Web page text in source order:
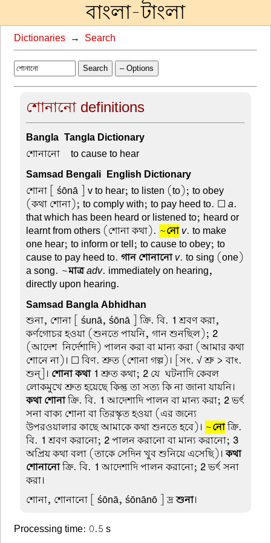
বাংলা-টাংলা
Dictionaries → Search
Search – Options
শোনানো definitions
Bangla-Tangla Dictionary
শোনানো –to cause to hear
Samsad Bengali-English Dictionary
শোনা [ śōnā ] v to hear; to listen (to); to obey
(কথা শোনা); to comply with; to pay heed to. ☐a.
that which has been heard or listened to; heard or
learnt from others (শোনা কথা). ~নো v. to make
one hear; to inform or tell; to cause to obey; to
cause to pay heed to.গান শোনানো v. to sing (one)
a song. ~মাত্রadv. immediately on hearing,
directly upon hearing.
Samsad Bangla Abhidhan
শুনা, শোনা [ śunā, śōnā ] ক্রি. বি. 1 শ্রবণ করা,
কর্ণগোচর হওয়া (শুনতে পায়নি, গান শুনছিল); 2
(আদেশ-নির্দেশাদি) পালন করা বা মান্য করা (আমার কথা
শোনে না)। ☐ বিণ. শ্রুত (শোনা গল্প)। [সং. √ শ্রু > বাং.
শুন্]। শোনা কথা 1 শ্রুত কথা; 2 যে-ঘটনাদি কেবল
লোকমুখে শ্রুত হয়েছে কিন্তু তা সত্য কি না জানা যায়নি।
কথা শোনাক্রি. বি. 1 আদেশাদি পালন বা মান্য করা; 2ভর্ৎ
সনা বাক্য শোনা বা তিরস্কৃত হওয়া (এর জন্যে
উপরওয়ালার কাছে আমাকে কথা শুনতে হবে)। ~নোক্রি.
বি. 1 শ্রবণ করানো; 2পালন করানো বা মান্য করানো; 3
অপ্রিয় কথা বলা (তাকে সেদিন খুব শুনিয়ে এসেছি)।কথা
শোনানোক্রি. বি. 1 আদেশাদি পালন করানো; 2ভর্ৎ সনা
করা।
শোনা, শোনানো [ śōnā, śōnānō ] দ্রশুনা।
Processing time: 0.5 s